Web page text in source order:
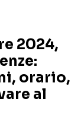
2024,
orario,
al